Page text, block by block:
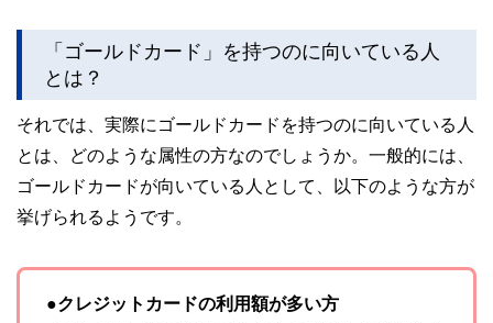
「ゴールドカード」を持つのに向いている人
とは？
それでは、実際にゴールドカードを持つのに向いている人
とは、どのような属性の方なのでしょうか。一般的には、
ゴールドカードが向いている人として、以下のような方が
挙げられるようです。
●クレジットカードの利用額が多い方